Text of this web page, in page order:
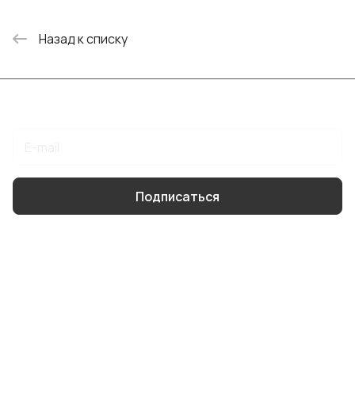
Назад к списку
Подписаться